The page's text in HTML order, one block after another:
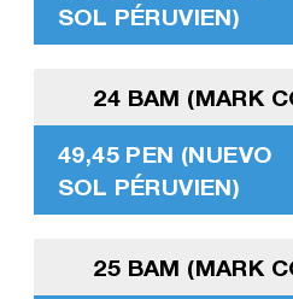
SOL PÉRUVIEN)
24 BAM (MARK
49,45 PEN (NUEVO
SOL PÉRUVIEN)
25 BAM (MARK